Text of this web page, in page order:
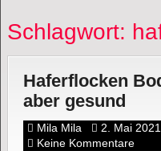
Schlagwort:
Haferflocken
aber gesund
Mila Mila 2. Mai 2021
Keine Kommentare